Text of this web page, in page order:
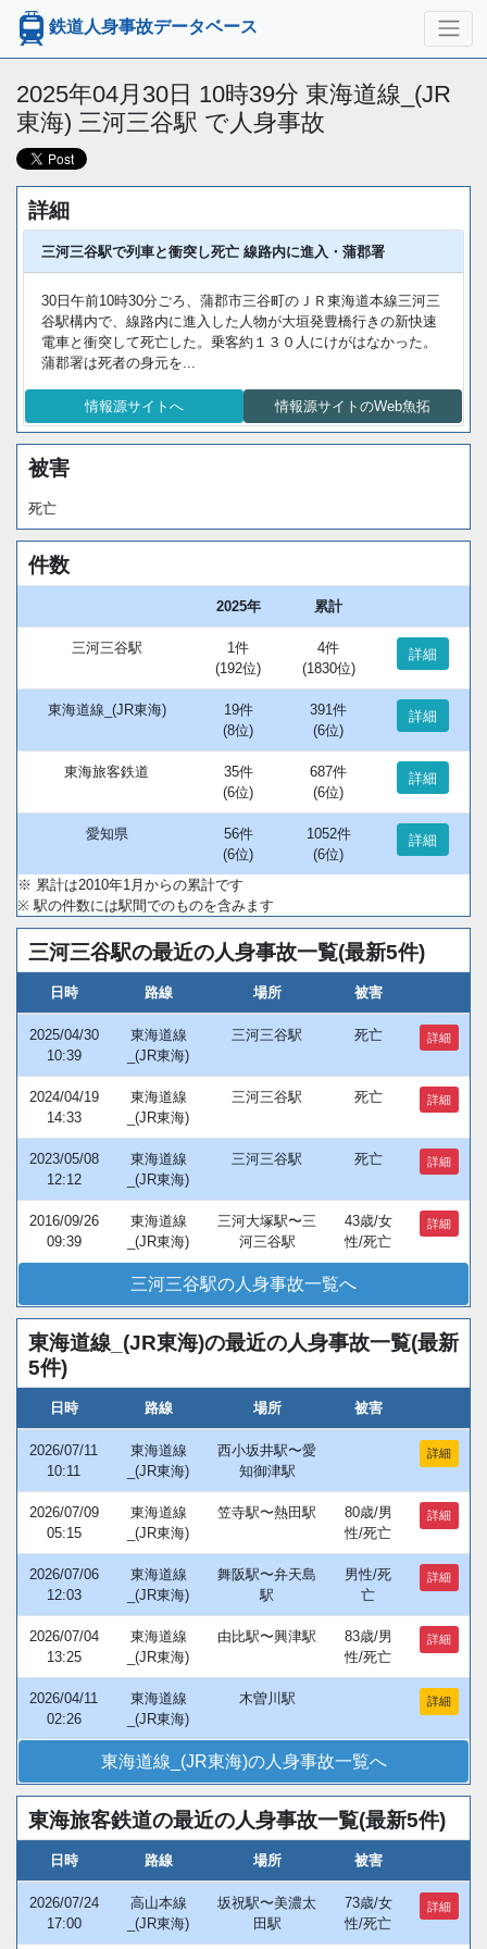
鉄道人身事故データベース
2025年04月30日 10時39分 東海道線_(JR
東海) 三河三谷駅 で人身事故
詳細
三河三谷駅で列車と衝突し死亡 線路内に進入・蒲郡署
30日午前10時30分ごろ、蒲郡市三谷町のＪＲ東海道本線三河三
谷駅構内で、線路内に進入した人物が大垣発豊橋行きの新快速
電車と衝突して死亡した。乗客約１３０人にけがはなかった。
蒲郡署は死者の身元を...
情報源サイトへ 情報源サイトのWeb魚拓
被害
死亡
件数
2025年 累計
三河三谷駅
1件
(192位)
4件
(1830位)
詳細
東海道線_(JR東海)
19件
(8位)
391件
(6位)
詳細
東海旅客鉄道
35件
(6位)
687件
(6位)
詳細
愛知県
56件
(6位)
1052件
(6位)
詳細
※ 累計は2010年1月からの累計です
※ 駅の件数には駅間でのものを含みます
三河三谷駅の最近の人身事故一覧(最新5件)
日時 路線 場所 被害
2025/04/30
10:39
東海道線
_(JR東海)
三河三谷駅 死亡 詳細
2024/04/19
14:33
東海道線
_(JR東海)
三河三谷駅 死亡 詳細
2023/05/08
12:12
東海道線
_(JR東海)
三河三谷駅 死亡 詳細
2016/09/26
09:39
東海道線
_(JR東海)
三河大塚駅〜三
河三谷駅
43歳/女
性/死亡
詳細
三河三谷駅の人身事故一覧へ
東海道線_(JR東海)の最近の人身事故一覧(最新
5件)
日時 路線 場所 被害
2026/07/11
10:11
東海道線
_(JR東海)
西小坂井駅〜愛
知御津駅
詳細
2026/07/09
05:15
東海道線
_(JR東海)
笠寺駅〜熱田駅
80歳/男
性/死亡
詳細
2026/07/06
12:03
東海道線
_(JR東海)
舞阪駅〜弁天島
駅
男性/死
亡
詳細
2026/07/04
13:25
東海道線
_(JR東海)
由比駅〜興津駅
83歳/男
性/死亡
詳細
2026/04/11
02:26
東海道線
_(JR東海)
木曽川駅 詳細
東海道線_(JR東海)の人身事故一覧へ
東海旅客鉄道の最近の人身事故一覧(最新5件)
日時 路線 場所 被害
2026/07/24
17:00
高山本線
_(JR東海)
坂祝駅〜美濃太
田駅
73歳/女
性/死亡
詳細